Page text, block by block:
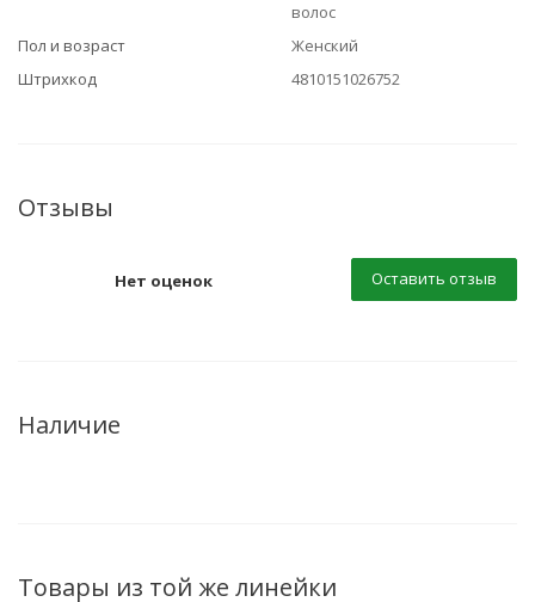
волос
Пол и возраст
Женский
Штрихкод
4810151026752
Отзывы
Нет оценок Оставить отзыв
Наличие
Товары из той же линейки